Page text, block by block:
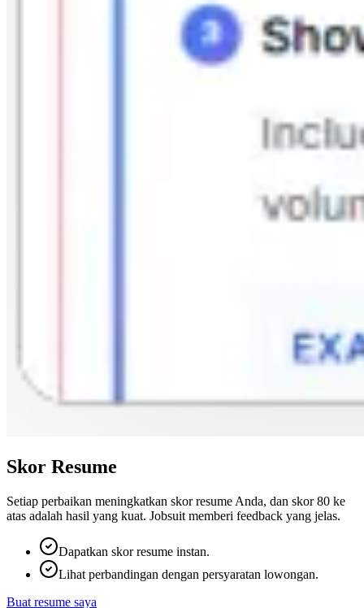
Skor Resume
Setiap perbaikan meningkatkan skor resume Anda, dan skor 80 ke
atas adalah hasil yang kuat. Jobsuit memberi feedback yang jelas.
Dapatkan skor resume instan.
Lihat perbandingan dengan persyaratan lowongan.
Buat resume saya